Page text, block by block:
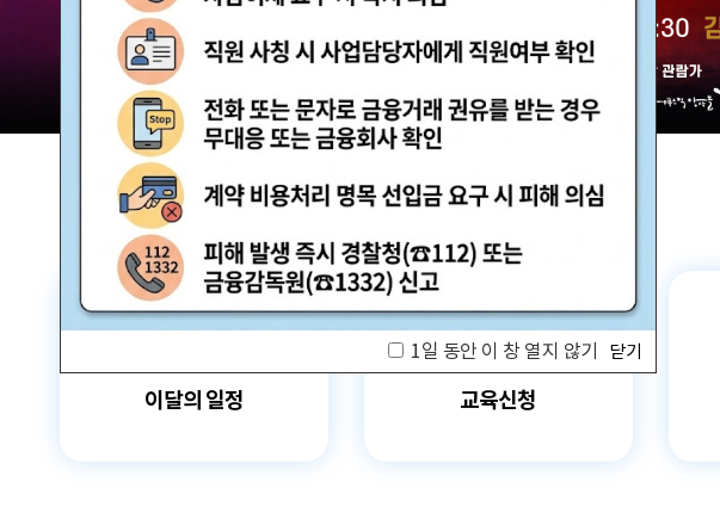
한옥 숙박 예약 ↗
이달의 일정 교육신청
1일 동안 이 창 열지 않기 닫기